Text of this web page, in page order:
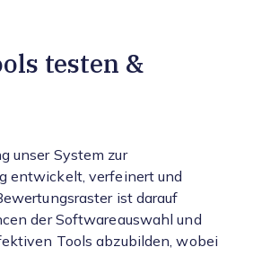
testen &
unser System zur
entwickelt, verfeinert und
ist darauf
der Softwareauswahl und
Tools abzubilden, wobei